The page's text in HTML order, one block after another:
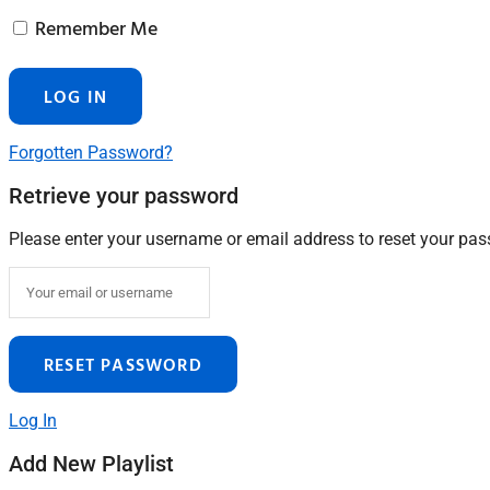
Remember Me
Forgotten Password?
Retrieve your password
Please enter your username or email address to reset your
Log In
Add New Playlist